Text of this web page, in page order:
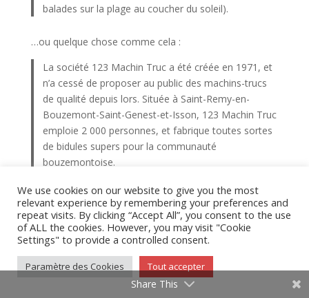
balades sur la plage au coucher du soleil).
…ou quelque chose comme cela :
La société 123 Machin Truc a été créée en 1971, et
n’a cessé de proposer au public des machins-trucs
de qualité depuis lors. Située à Saint-Remy-en-
Bouzemont-Saint-Genest-et-Isson, 123 Machin Truc
emploie 2 000 personnes, et fabrique toutes sortes
de bidules supers pour la communauté
bouzemontoise.
En tant que nouvel utilisateur ou utilisatrice de
WordPress, vous devriez vous rendre survotre tableau
de bord pour supprimer cette page et créer de
nouvelles pages pour votre contenu. Amusez-vous
bien !
We use cookies on our website to give you the most
relevant experience by remembering your preferences and
repeat visits. By clicking “Accept All”, you consent to the use
of ALL the cookies. However, you may visit "Cookie
Settings" to provide a controlled consent.
Paramètre des Cookies Tout accepter
Share This